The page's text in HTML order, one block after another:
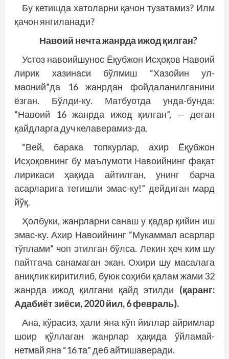
Бу кетишда хатоларни қачон тузатамиз? Илм
қачон янгиланади?
Навоий нечта жанрда ижод қилган?
Устоз навоийшунос Ёқубжон Исҳоқов Навоий
лирик хазинаси бўлмиш “Хазойин ул-
маоний”да 16 жанр­дан фойдаланилганини
ёзган. Бўлди-ку. Матбуотда унда-бунда:
“Навоий 16 жанрда ижод қилган”, — деган
қайдларга дуч келаверамиз-да.
“Вей, барака топкурлар, ахир Ёқубжон
Исҳоқовнинг бу маълумоти Навоийнинг фақат
лирикаси ҳақида айтилган, унинг барча
асарларига тегишли эмас-ку!” дейдиган мард
йўқ.
Ҳолбуки, жанрларни санаш у қадар қийин иш
эмас-ку. Ахир Навоийнинг “Мукаммал асарлар
тўп­лами” чоп этилган бўлса. Лекин ҳеч ким шу
пайтгача санамаган экан. Охири шу масалага
аниқлик киритилиб, буюк соҳиби қалам жами 32
жанрда ижод қилгани қайд этилди (қаранг:
Адабиёт зиёси, 2020 йил, 6 февраль).
Ана, кўрасиз, ҳали яна кўп йиллар айримлар
шоир қўллаган жанрлар ҳақида ўйламай-
нетмай яна “16 та” деб айтишаверади.